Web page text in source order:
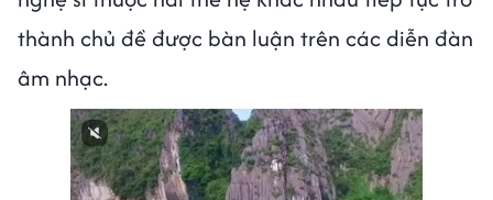
thành chủ đề được bàn luận trên các diễn đàn
âm nhạc.